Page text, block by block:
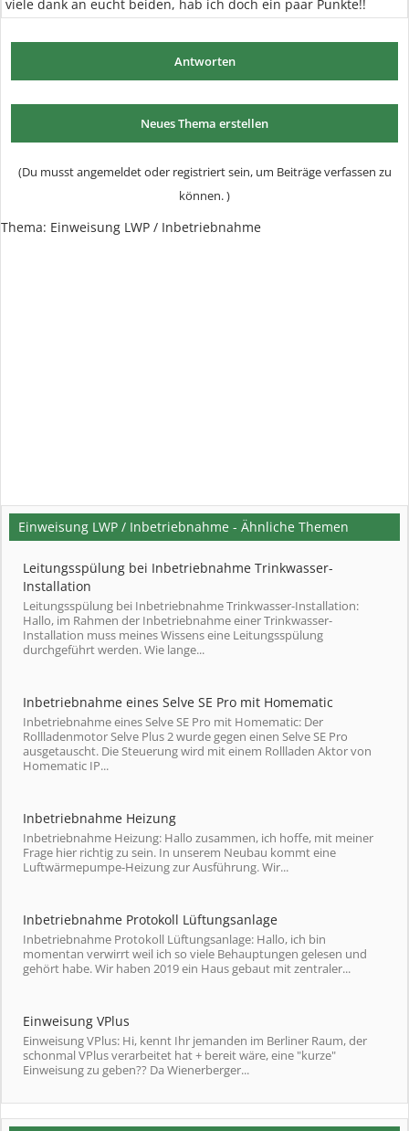
viele dank an eucht beiden, hab ich doch ein paar Punkte!!
Antworten
Neues Thema erstellen
(Du musst angemeldet oder registriert sein, um Beiträge verfassen zu
können. )
Thema: Einweisung LWP / Inbetriebnahme
Einweisung LWP / Inbetriebnahme - Ähnliche Themen
Leitungsspülung bei Inbetriebnahme Trinkwasser-
Installation
Leitungsspülung bei Inbetriebnahme Trinkwasser-Installation:
Hallo, im Rahmen der Inbetriebnahme einer Trinkwasser-
Installation muss meines Wissens eine Leitungsspülung
durchgeführt werden. Wie lange...
Inbetriebnahme eines Selve SE Pro mit Homematic
Inbetriebnahme eines Selve SE Pro mit Homematic: Der
Rollladenmotor Selve Plus 2 wurde gegen einen Selve SE Pro
ausgetauscht. Die Steuerung wird mit einem Rollladen Aktor von
Homematic IP...
Inbetriebnahme Heizung
Inbetriebnahme Heizung: Hallo zusammen, ich hoffe, mit meiner
Frage hier richtig zu sein. In unserem Neubau kommt eine
Luftwärmepumpe-Heizung zur Ausführung. Wir...
Inbetriebnahme Protokoll Lüftungsanlage
Inbetriebnahme Protokoll Lüftungsanlage: Hallo, ich bin
momentan verwirrt weil ich so viele Behauptungen gelesen und
gehört habe. Wir haben 2019 ein Haus gebaut mit zentraler...
Einweisung VPlus
Einweisung VPlus: Hi, kennt Ihr jemanden im Berliner Raum, der
schonmal VPlus verarbeitet hat + bereit wäre, eine "kurze"
Einweisung zu geben?? Da Wienerberger...